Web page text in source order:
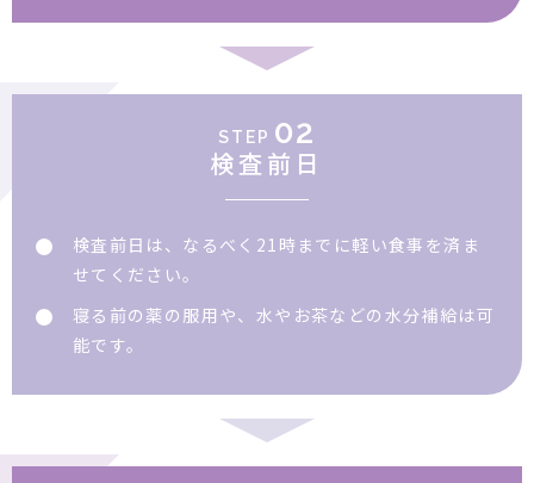
STEP 02
検査前日
検査前日は、なるべく21時までに軽い食事を済ま
せてください。
寝る前の薬の服用や、水やお茶などの水分補給は可
能です。